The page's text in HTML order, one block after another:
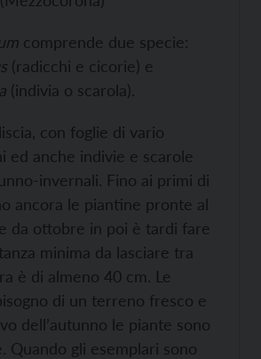
comprende due specie:
(radicchi e cicorie) e
(indivia o scarola).
con foglie di vario
ed anche indivie e scarole
invernali. Fino ai primi di
ancora le piantine pronte al
da ottobre in poi è tardi fare
minima da lasciare tra
è di almeno 40 cm. Le
di un terreno fresco e
dell’autunno le piante sono
Quando gli esemplari sono